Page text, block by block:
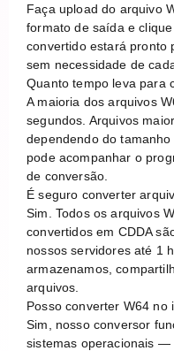
Faça upload do arquivo
formato de saída e
convertido estará
sem necessidade de
Quanto tempo leva para
A maioria dos arquivos
segundos. Arquivos
dependendo do
pode acompanhar o
de conversão.
É seguro converter
Sim. Todos os arquivos
convertidos em CDDA
nossos servidores até 1
armazenamos,
arquivos.
Posso converter W64 no
Sim, nosso conversor
sistemas operacionais —